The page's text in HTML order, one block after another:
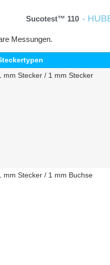
Sucotest™ 110 -
Messungen.
mm Stecker / 1 mm Stecker
mm Stecker / 1 mm Buchse